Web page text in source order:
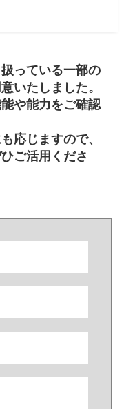
っている一部の
いたしました。
や能力をご確認
応じますので、
ご活用くださ